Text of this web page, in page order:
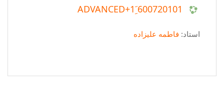
600720101 َِADVANCED+1
استاد: فاطمه عليزاده